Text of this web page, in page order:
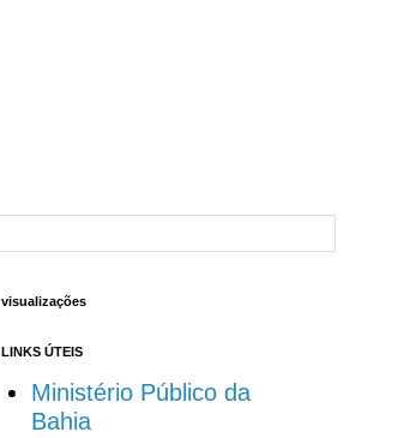
visualizações
LINKS ÚTEIS
Ministério Público da
Bahia